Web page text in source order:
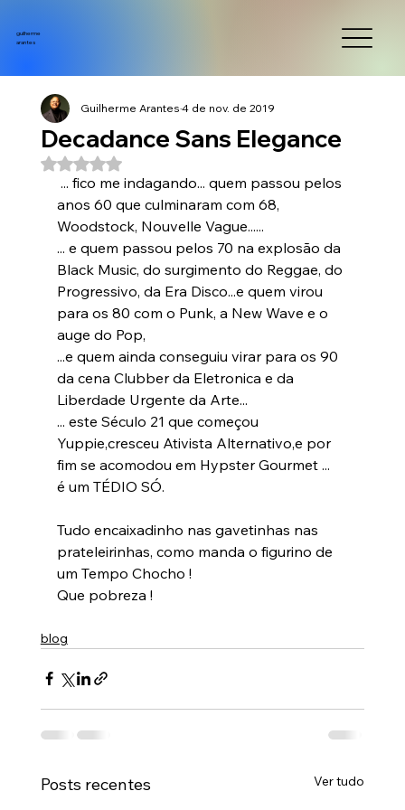
guilherme
arantes
Decadance Sans Elegance
Guilherme Arantes4 de nov. de 2019
Avaliado com NaN de 5 estrelas.
anos 60 que culminaram com 68,
Woodstock, Nouvelle Vague......
... e quem passou pelos 70 na explosão da
Black Music, do surgimento do Reggae, do
Progressivo, da Era Disco...e quem virou
para os 80 com o Punk, a New Wave e o
auge do Pop,
...e quem ainda conseguiu virar para os 90
da cena Clubber da Eletronica e da
Liberdade Urgente da Arte...
... este Século 21 que começou
Yuppie,cresceu Ativista Alternativo,e por
fim se acomodou em Hypster Gourmet ...
é um TÉDIO SÓ.
Tudo encaixadinho nas gavetinhas nas
prateleirinhas, como manda o figurino de
um Tempo Chocho !
blog
Posts recentes Ver tudo